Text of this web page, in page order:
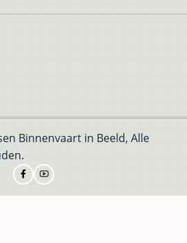
Binnenvaart in Beeld, Alle